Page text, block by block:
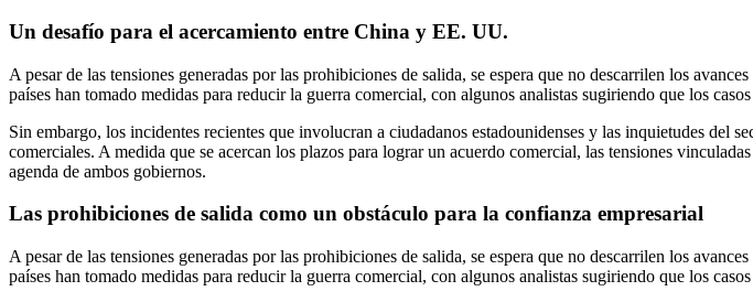
Un desafío para el acercamiento entre China y EE. UU.
A pesar de las tensiones generadas por las prohibiciones de salida, se espera que no descarrilen los
países han tomado medidas para reducir la guerra comercial, con algunos analistas sugiriendo que los
Sin embargo, los incidentes recientes que involucran a ciudadanos estadounidenses y las inquietudes del
comerciales. A medida que se acercan los plazos para lograr un acuerdo comercial, las tensiones
agenda de ambos gobiernos.
Las prohibiciones de salida como un obstáculo para la confianza empresarial
A pesar de las tensiones generadas por las prohibiciones de salida, se espera que no descarrilen los
países han tomado medidas para reducir la guerra comercial, con algunos analistas sugiriendo que los